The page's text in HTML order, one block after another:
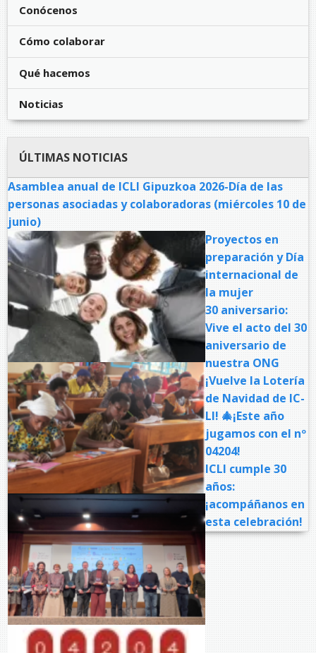
Conócenos
Cómo colaborar
Qué hacemos
Noticias
ÚLTIMAS NOTICIAS
Asamblea anual de ICLI Gipuzkoa 2026-Día de las
personas asociadas y colaboradoras (miércoles 10 de
junio)
Proyectos en
preparación y Día
internacional de
la mujer
30 aniversario:
Vive el acto del 30
aniversario de
nuestra ONG
¡Vuelve la Lotería
de Navidad de IC-
LI! 🎄¡Este año
jugamos con el nº
04204!
ICLI cumple 30
años:
¡acompáñanos en
esta celebración!